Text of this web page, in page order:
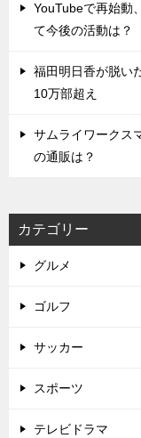
YouTubeで再始動
て今後の活動は？
福田明日香が脱い
10万部超え
サムライワークス
の通販は？
カテゴリー
グルメ
ゴルフ
サッカー
スポーツ
テレビドラマ